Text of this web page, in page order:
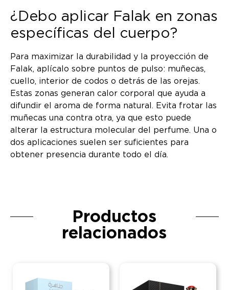
¿Debo aplicar Falak en zonas
específicas del cuerpo?
Para maximizar la durabilidad y la proyección de
Falak, aplícalo sobre puntos de pulso: muñecas,
cuello, interior de codos o detrás de las orejas.
Estas zonas generan calor corporal que ayuda a
difundir el aroma de forma natural. Evita frotar las
muñecas una contra otra, ya que esto puede
alterar la estructura molecular del perfume. Una o
dos aplicaciones suelen ser suficientes para
obtener presencia durante todo el día.
Productos
relacionados